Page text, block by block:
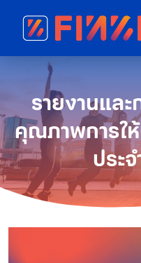
รายงานแล
คุณภาพการใ
ประ